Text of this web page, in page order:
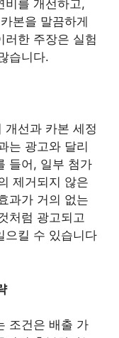
비를 개선하고,
본을 말끔하게
러한 주장은 실험
습니다.
개선과 카본 세정
는 광고와 달리
들어, 일부 첨가
제거되지 않은
과가 거의 없는
처럼 광고되고
으킬 수 있습니다
조건은 배출 가